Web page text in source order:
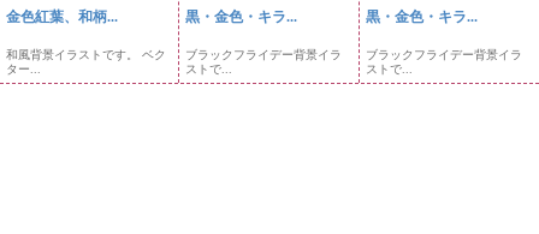
金色紅葉、和柄...
和風背景イラストです。 ベク
ター...
黒・金色・キラ...
ブラックフライデー背景イラ
ストで...
黒・金色・キラ...
ブラックフライデー背景イラ
ストで...